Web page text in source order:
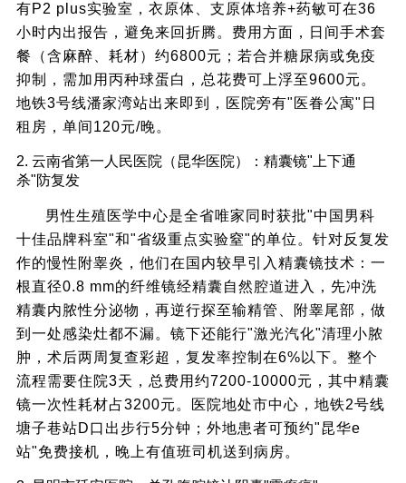
有P2 plus实验室，衣原体、支原体培养+药敏可在36
小时内出报告，避免来回折腾。费用方面，日间手术套
餐（含麻醉、耗材）约6800元；若合并糖尿病或免疫
抑制，需加用丙种球蛋白，总花费可上浮至9600元。
地铁3号线潘家湾站出来即到，医院旁有"医眷公寓"日
租房，单间120元/晚。
2. 云南省第一人民医院（昆华医院）：精囊镜"上下通
杀"防复发
男性生殖医学中心是全省唯家同时获批"中国男科
十佳品牌科室"和"省级重点实验窒"的单位。针对反复发
作的慢性附睾炎，他们在国内较早引入精囊镜技术：一
根直径0.8 mm的纤维镜经精囊自然腔道进入，先冲洗
精囊内脓性分泌物，再逆行探至输精管、附睾尾部，做
到一处感染灶都不漏。镜下还能行"激光汽化"清理小脓
肿，术后两周复查彩超，复发率控制在6%以下。整个
流程需要住院3天，总费用约7200-10000元，其中精囊
镜一次性耗材占3200元。医院地处市中心，地铁2号线
塘子巷站D口出步行5分钟；外地患者可预约"昆华e
站"免费接机，晚上有值班司机送到病房。